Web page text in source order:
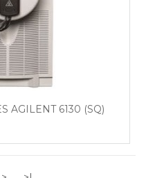
AGILENT 6130 (SQ)